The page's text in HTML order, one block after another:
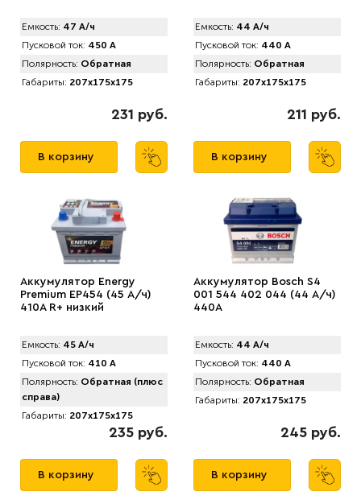
Емкость: 47 А/ч
Пусковой ток: 450 А
Полярность: Обратная
Габариты: 207x175x175
231 руб.
В корзину
Емкость: 44 А/ч
Пусковой ток: 440 А
Полярность: Обратная
Габариты: 207x175x175
211 руб.
В корзину
Аккумулятор Energy
Premium EP454 (45 А/ч)
410A R+ низкий
Емкость: 45 А/ч
Пусковой ток: 410 А
Полярность: Обратная (плюс
справа)
Габариты: 207x175x175
235 руб.
В корзину
Аккумулятор Bosch S4
001 544 402 044 (44 А/ч)
440A
Емкость: 44 А/ч
Пусковой ток: 440 А
Полярность: Обратная
Габариты: 207x175x175
245 руб.
В корзину